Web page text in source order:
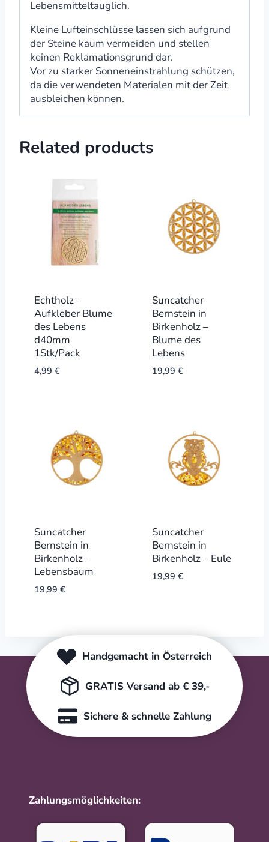
Lebensmitteltauglich.
Kleine Lufteinschlüsse lassen sich aufgrund
der Steine kaum vermeiden und stellen
keinen Reklamationsgrund dar.
Vor zu starker Sonneneinstrahlung schützen,
da die verwendeten Materialen mit der Zeit
ausbleichen können.
Related products
Echtholz –
Aufkleber Blume
des Lebens
d40mm
1Stk/Pack
4,99 €
Suncatcher
Bernstein in
Birkenholz –
Blume des
Lebens
19,99 €
Suncatcher
Bernstein in
Birkenholz –
Lebensbaum
19,99 €
Suncatcher
Bernstein in
Birkenholz – Eule
19,99 €
Handgemacht in Österreich
GRATIS Versand ab € 39,-
Sichere & schnelle Zahlung
Zahlungsmöglichkeiten: